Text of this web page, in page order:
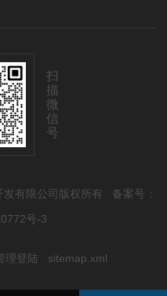
扫
描
微
信
号
发有限公司版权所有 备案号：
号-3
理登陆 sitemap.xml